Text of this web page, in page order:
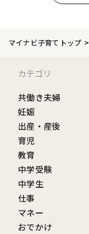
マイナビ子育てトップ
カテゴリ
共働き夫婦
妊娠
出産・産後
育児
教育
中学受験
中学生
仕事
マネー
おでかけ